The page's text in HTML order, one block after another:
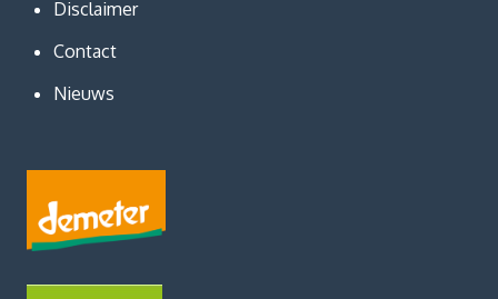
Disclaimer
Contact
Nieuws